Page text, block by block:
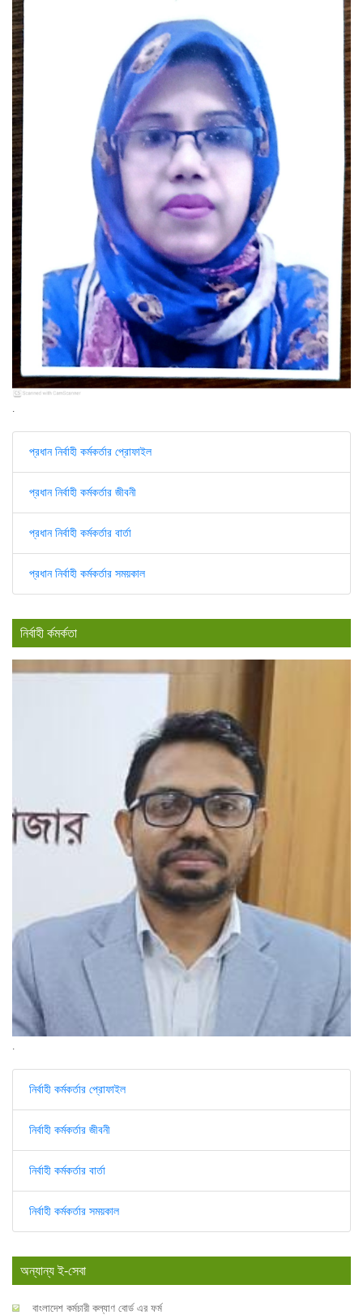
প্রধান নির্বাহী কর্মকর্তার প্রোফাইল
প্রধান নির্বাহী কর্মকর্তার জীবনী
প্রধান নির্বাহী কর্মকর্তার বার্তা
প্রধান নির্বাহী কর্মকর্তার সময়কাল
নির্বাহী র্কমর্কতা
নির্বাহী কর্মকর্তার প্রোফাইল
নির্বাহী কর্মকর্তার জীবনী
নির্বাহী কর্মকর্তার বার্তা
নির্বাহী কর্মকর্তার সময়কাল
অন্যান্য ই-সেবা
বাংলাদেশ কর্মচারী কল্যাণ বোর্ড এর ফর্ম